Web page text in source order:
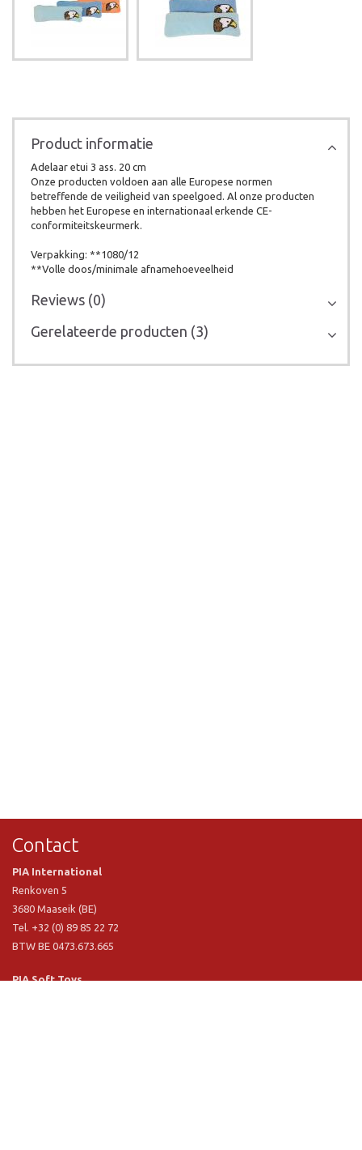
Product informatie
Adelaar etui 3 ass. 20 cm
Onze producten voldoen aan alle Europese normen
betreffende de veiligheid van speelgoed. Al onze producten
hebben het Europese en internationaal erkende CE-
conformiteitskeurmerk.
Verpakking: **1080/12
**Volle doos/minimale afnamehoeveelheid
Reviews (0)
Gerelateerde producten (3)
Contact
PIA International
Renkoven 5
3680 Maaseik (BE)
Tel. +32 (0) 89 85 22 72
BTW BE 0473.673.665
PIA Soft Toys